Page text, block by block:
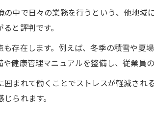
警備の仕事で得
警備業務で大切
警備業務における榛
警備業務で押さ
中で日々の業務を行うという、他地
と評判です。
存在します。例えば、冬季の積雪や
健康管理マニュアルを整備し、従業員
まれて働くことでストレスが軽減さ
られます。